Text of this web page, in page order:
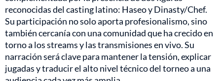
reconocidas del casting latino: Haseo y Dinasty/Chef.
Su participación no solo aporta profesionalismo, sino
también cercanía con una comunidad que ha crecido en
torno a los streams y las transmisiones en vivo. Su
narración será clave para mantener la tensión, explicar
jugadas y traducir el alto nivel técnico del torneo a una